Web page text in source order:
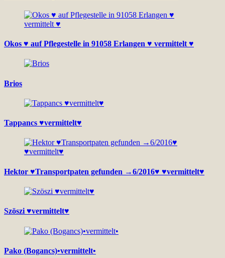
Okos ♥ auf Pflegestelle in 91058 Erlangen ♥ vermittelt ♥
Brios
Tappancs ♥vermittelt♥
Hektor ♥Transportpaten gefunden →6/2016♥ ♥vermittelt♥
Szöszi ♥vermittelt♥
Pako (Bogancs)•vermittelt•